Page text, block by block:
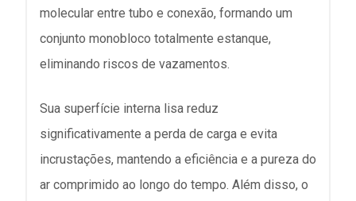
molecular entre tubo e conexão, formando um
conjunto monobloco totalmente estanque,
eliminando riscos de vazamentos.
Sua superfície interna lisa reduz
significativamente a perda de carga e evita
incrustações, mantendo a eficiência e a pureza do
ar comprimido ao longo do tempo. Além disso, o